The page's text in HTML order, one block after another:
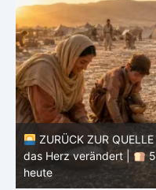
ZURÜCK ZUR
das Herz verändert |